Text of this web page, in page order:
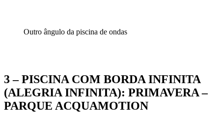
Outro ângulo da piscina de ondas
3 – PISCINA COM BORDA INFINITA
(ALEGRIA INFINITA): PRIMAVERA –
PARQUE ACQUAMOTION